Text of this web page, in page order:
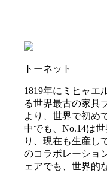
トーネット
1819年にミヒャエ
る世界最古の家具
より、世界で初め
中でも、No.14は
り、現在も生産し
のコラボレーショ
ェアでも、世界的